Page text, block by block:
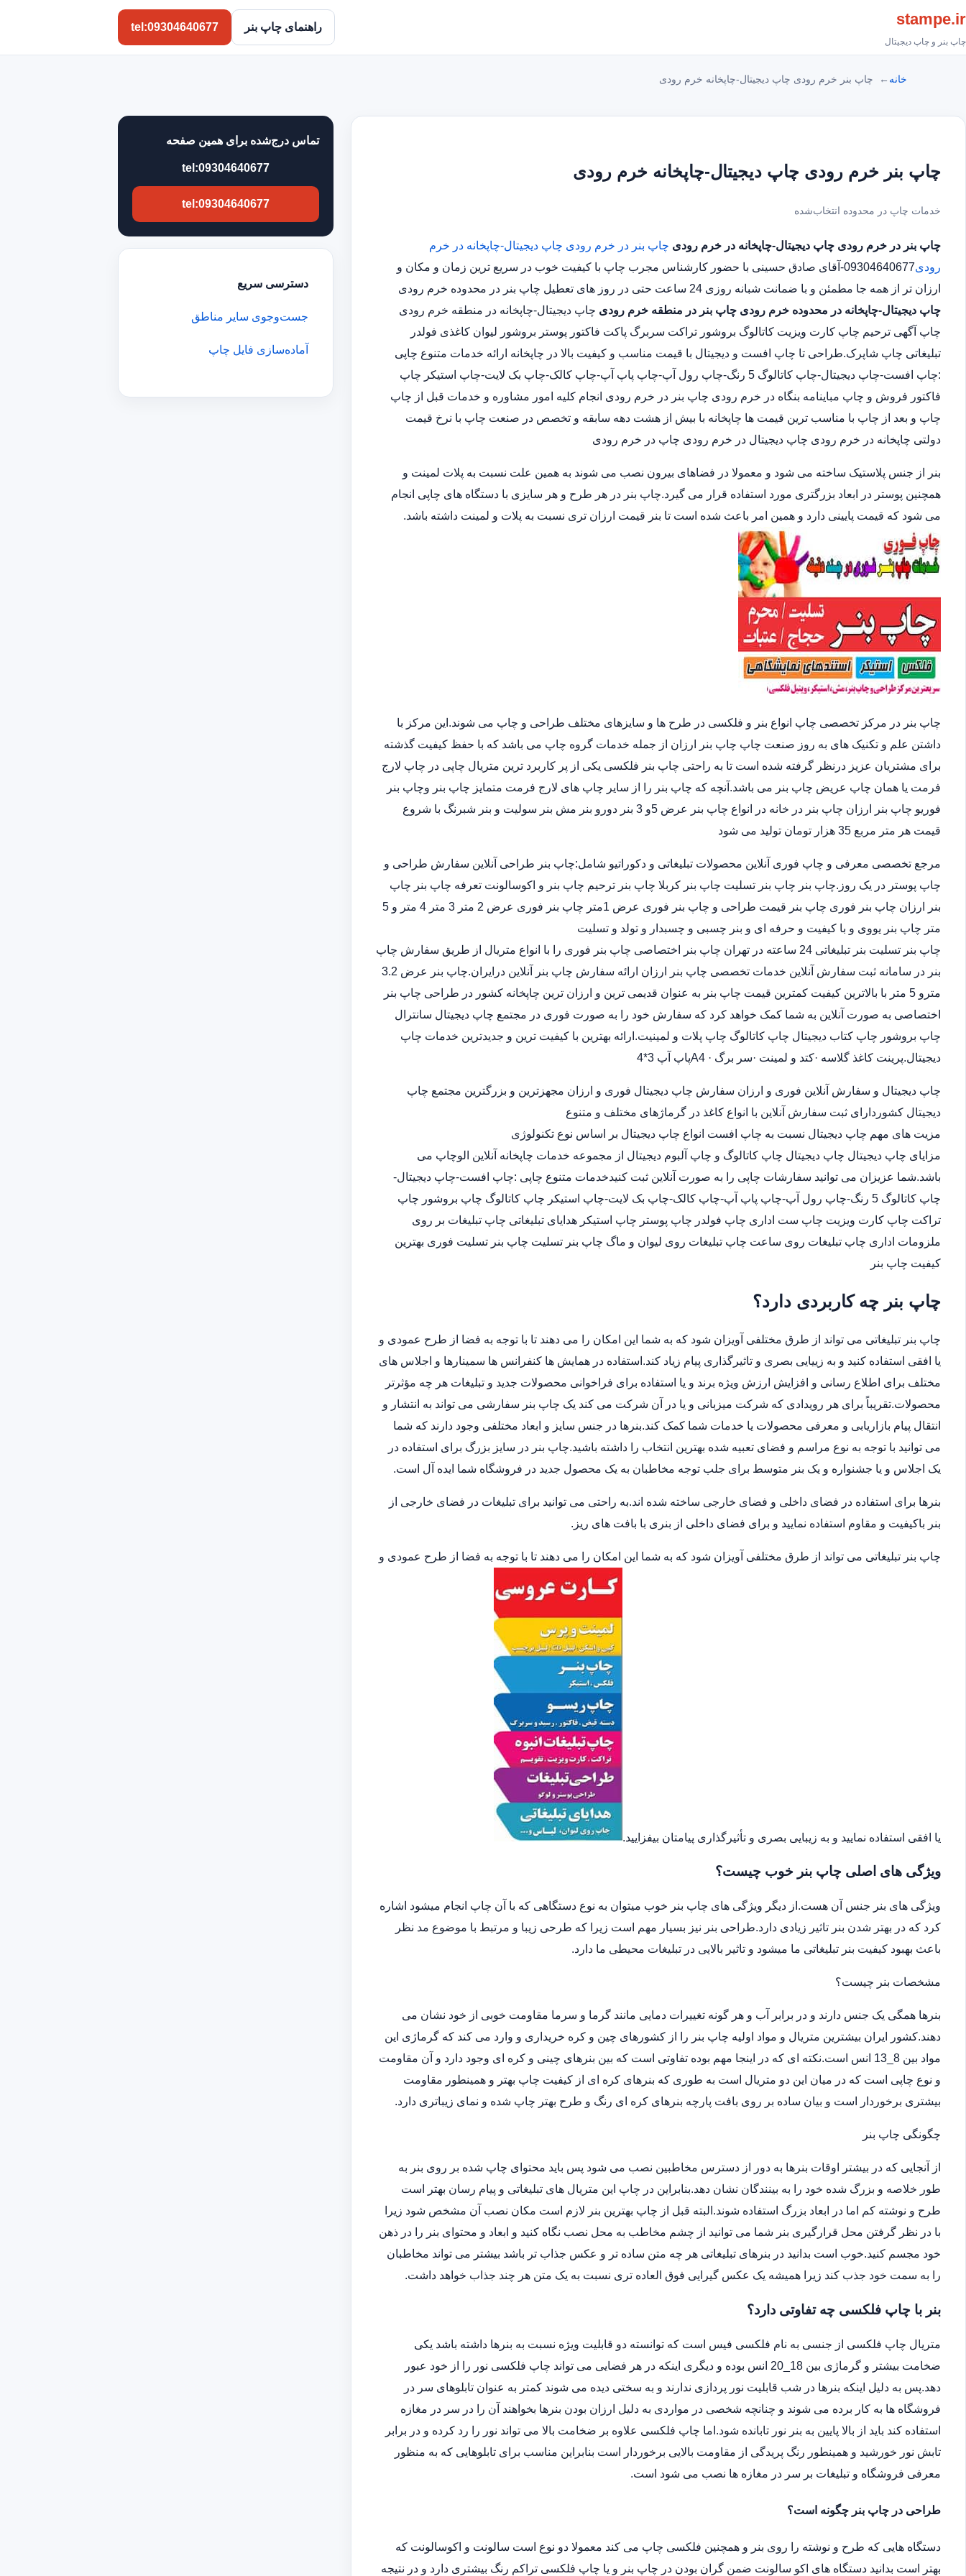
stampe.ir
چاپ بنر و چاپ دیجیتال
راهنمای چاپ بنر tel:09304640677
خانه چاپ بنر خرم رودی چاپ دیجیتال-چاپخانه خرم رودی
چاپ بنر خرم رودی چاپ دیجیتال-چاپخانه خرم رودی
خدمات چاپ در محدوده انتخاب‌شده
چاپ بنر در خرم رودی چاپ دیجیتال-چاپخانه در خرم رودی چاپ بنر در خرم رودی چاپ دیجیتال-چاپخانه در خرم
رودی
09304640677-آقای صادق حسینی با حضور کارشناس مجرب چاپ با کیفیت خوب در سریع ترین زمان و مکان و
ارزان تر از همه جا مطمئن و با ضمانت شبانه روزی 24 ساعت حتی در روز های تعطیل چاپ بنر در محدوده خرم رودی
چاپ دیجیتال-چاپخانه در محدوده خرم رودی چاپ بنر در منطقه خرم رودی چاپ دیجیتال-چاپخانه در منطقه خرم رودی
چاپ آگهی ترحیم چاپ کارت ویزیت کاتالوگ بروشور تراکت سربرگ پاکت فاکتور پوستر بروشور لیوان کاغذی فولدر
تبلیغاتی چاپ شاپرک.طراحی تا چاپ افست و دیجیتال با قیمت مناسب و کیفیت بالا در چاپخانه ارائه خدمات متنوع چاپی
:چاپ افست-چاپ دیجیتال-چاپ کاتالوگ 5 رنگ-چاپ رول آپ-چاپ پاپ آپ-چاپ کالک-چاپ بک لایت-چاپ استیکر چاپ
فاکتور فروش و چاپ مباینامه بنگاه در خرم رودی چاپ بنر در خرم رودی انجام کلیه امور مشاوره و خدمات قبل از چاپ
چاپ و بعد از چاپ با مناسب ترین قیمت ها چاپخانه با بیش از هشت دهه سابقه و تخصص در صنعت چاپ با نرخ قیمت
دولتی چاپخانه در خرم رودی چاپ دیجیتال در خرم رودی چاپ در خرم رودی
بنر از جنس پلاستیک ساخته می شود و معمولا در فضاهای بیرون نصب می شوند به همین علت نسبت به پلات لمینت و
همچنین پوستر در ابعاد بزرگتری مورد استفاده قرار می گیرد.چاپ بنر در هر طرح و هر سایزی با دستگاه های چاپی انجام
می شود که قیمت پایینی دارد و همین امر باعث شده است تا بنر قیمت ارزان تری نسبت به پلات و لمینت داشته باشد.
چاپ بنر در مرکز تخصصی چاپ انواع بنر و فلکسی در طرح ها و سایزهای مختلف طراحی و چاپ می شوند.این مرکز با
داشتن علم و تکنیک های به روز صنعت چاپ چاپ بنر ارزان از جمله خدمات گروه چاپ می باشد که با حفظ کیفیت گذشته
برای مشتریان عزیز درنظر گرفته شده است تا به راحتی چاپ بنر فلکسی یکی از پر کاربرد ترین متریال چاپی در چاپ لارج
فرمت یا همان چاپ عریض چاپ بنر می باشد.آنچه که چاپ بنر را از سایر چاپ های لارج فرمت متمایز چاپ بنر وچاپ بنر
فوریو چاپ بنر ارزان چاپ بنر در خانه در انواع چاپ بنر عرض 5و 3 بنر دورو بنر مش بنر سولیت و بنر شبرنگ با شروع
قیمت هر متر مربع 35 هزار تومان تولید می شود
مرجع تخصصی معرفی و چاپ فوری آنلاین محصولات تبلیغاتی و دکوراتیو شامل:چاپ بنر طراحی آنلاین سفارش طراحی و
چاپ پوستر در یک روز.چاپ بنر چاپ بنر تسلیت چاپ بنر کربلا چاپ بنر ترحیم چاپ بنر و اکوسالونت تعرفه چاپ بنر چاپ
بنر ارزان چاپ بنر فوری چاپ بنر قیمت طراحی و چاپ بنر فوری عرض 1متر چاپ بنر فوری عرض 2 متر 3 متر 4 متر و 5
متر چاپ بنر یووی و با کیفیت و حرفه ای و بنر چسبی و چسبدار و تولد و تسلیت
چاپ بنر تسلیت بنر تبلیغاتی 24 ساعته در تهران چاپ بنر اختصاصی چاپ بنر فوری را با انواع متریال از طریق سفارش چاپ
بنر در سامانه ثبت سفارش آنلاین خدمات تخصصی چاپ بنر ارزان ارائه سفارش چاپ بنر آنلاین درایران.چاپ بنر عرض 3.2
مترو 5 متر با بالاترین کیفیت کمترین قیمت چاپ بنر به عنوان قدیمی ترین و ارزان ترین چاپخانه کشور در طراحی چاپ بنر
اختصاصی به صورت آنلاین به شما کمک خواهد کرد که سفارش خود را به صورت فوری در مجتمع چاپ دیجیتال سانترال
چاپ بروشور چاپ کتاب دیجیتال چاپ کاتالوگ چاپ پلات و لمینیت.ارائه بهترین با کیفیت ترین و جدیدترین خدمات چاپ
دیجیتال.پرینت کاغذ گلاسه ·‎کتد و لمینت ·‎سر برگ A4 ·‎پاپ آپ 3*4
چاپ دیجیتال و سفارش آنلاین فوری و ارزان سفارش چاپ دیجیتال فوری و ارزان مجهزترین و بزرگترین مجتمع چاپ
دیجیتال کشوردارای ثبت سفارش آنلاین با انواع کاغذ در گرماژهای مختلف و متنوع
مزیت های مهم چاپ دیجیتال نسبت به چاپ افست انواع چاپ دیجیتال بر اساس نوع تکنولوژی
مزایای چاپ دیجیتال چاپ دیجیتال چاپ کاتالوگ و چاپ آلبوم دیجیتال از مجموعه خدمات چاپخانه آنلاین الوچاپ می
باشد.شما عزیزان می توانید سفارشات چاپی را به صورت آنلاین ثبت کنیدخدمات متنوع چاپی :چاپ افست-چاپ دیجیتال-
چاپ کاتالوگ 5 رنگ-چاپ رول آپ-چاپ پاپ آپ-چاپ کالک-چاپ بک لایت-چاپ استیکر چاپ کاتالوگ چاپ بروشور چاپ
تراکت چاپ کارت ویزیت چاپ ست اداری چاپ فولدر چاپ پوستر چاپ استیکر هدایای تبلیغاتی چاپ تبلیغات بر روی
ملزومات اداری چاپ تبلیغات روی ساعت چاپ تبلیغات روی لیوان و ماگ چاپ بنر تسلیت چاپ بنر تسلیت فوری بهترین
کیفیت چاپ بنر
چاپ بنر چه کاربردی دارد؟
چاپ بنر تبلیغاتی می تواند از طرق مختلفی آویزان شود که به شما این امکان را می دهند تا با توجه به فضا از طرح عمودی و
یا افقی استفاده کنید و به زییایی بصری و تاثیرگذاری پیام زیاد کند.استفاده در همایش ها کنفرانس ها سمینارها و اجلاس های
مختلف برای اطلاع رسانی و افزایش ارزش ویژه برند و یا استفاده برای فراخوانی محصولات جدید و تبلیغات هر چه مؤثرتر
محصولات.تقریباً برای هر رویدادی که شرکت میزبانی و یا در آن شرکت می کند یک چاپ بنر سفارشی می تواند به انتشار و
انتقال پیام بازاریابی و معرفی محصولات یا خدمات شما کمک کند.بنرها در جنس سایز و ابعاد مختلفی وجود دارند که شما
می توانید با توجه به نوع مراسم و فضای تعبیه شده بهترین انتخاب را داشته باشید.چاپ بنر در سایز بزرگ برای استفاده در
یک اجلاس و یا جشنواره و یک بنر متوسط برای جلب توجه مخاطبان به یک محصول جدید در فروشگاه شما ایده آل است.
بنرها برای استفاده در فضای داخلی و فضای خارجی ساخته شده اند.به راحتی می توانید برای تبلیغات در فضای خارجی از
بنر باکیفیت و مقاوم استفاده نمایید و برای فضای داخلی از بنری با بافت های ریز.
چاپ بنر تبلیغاتی می تواند از طرق مختلفی آویزان شود که به شما این امکان را می دهند تا با توجه به فضا از طرح عمودی و
یا افقی استفاده نمایید و به زیبایی بصری و تأثیرگذاری پیامتان بیفزایید.
ویژگی های اصلی چاپ بنر خوب چیست؟
ویژگی های بنر جنس آن هست.از دیگر ویژگی های چاپ بنر خوب میتوان به نوع دستگاهی که با آن چاپ انجام میشود اشاره
کرد که در بهتر شدن بنر تاثیر زیادی دارد.طراحی بنر نیز بسیار مهم است زیرا که طرحی زیبا و مرتبط با موضوع مد نظر
باعث بهبود کیفیت بنر تبلیغاتی ما میشود و تاثیر بالایی در تبلیغات محیطی ما دارد.
مشخصات بنر چیست؟
بنرها همگی یک جنس دارند و در برابر آب و هر گونه تغییرات دمایی مانند گرما و سرما مقاومت خوبی از خود نشان می
دهند.کشور ایران بیشترین متریال و مواد اولیه چاپ بنر را از کشورهای چین و کره خریداری و وارد می کند که گرماژی این
مواد بین 8_13 انس است.نکته ای که در اینجا مهم بوده تفاوتی است که بین بنرهای چینی و کره ای وجود دارد و آن مقاومت
و نوع چاپی است که در میان این دو متریال است به طوری که بنرهای کره ای از کیفیت چاپ بهتر و همینطور مقاومت
بیشتری برخوردار است و بیان ساده بر روی بافت پارچه بنرهای کره ای رنگ و طرح بهتر چاپ شده و نمای زیباتری دارد.
چگونگی چاپ بنر
از آنجایی که در بیشتر اوقات بنرها به دور از دسترس مخاطبین نصب می شود پس باید محتوای چاپ شده بر روی بنر به
طور خلاصه و بزرگ شده خود را به بینندگان نشان دهد.بنابراین در چاپ این متریال های تبلیغاتی و پیام رسان بهتر است
طرح و نوشته کم اما در ابعاد بزرگ استفاده شوند.البته قبل از چاپ بهترین بنر لازم است مکان نصب آن مشخص شود زیرا
با در نظر گرفتن محل قرارگیری بنر شما می توانید از چشم مخاطب به محل نصب نگاه کنید و ابعاد و محتوای بنر را در ذهن
خود مجسم کنید.خوب است بدانید در بنرهای تبلیغاتی هر چه متن ساده تر و عکس جذاب تر باشد بیشتر می تواند مخاطبان
را به سمت خود جذب کند زیرا همیشه یک عکس گیرایی فوق العاده تری نسبت به یک متن هر چند جذاب خواهد داشت.
بنر با چاپ فلکسی چه تفاوتی دارد؟
متریال چاپ فلکسی از جنسی به نام فلکسی فیس است که توانسته دو قابلیت ویژه نسبت به بنرها داشته باشد یکی
ضخامت بیشتر و گرماژی بین 18_20 انس بوده و دیگری اینکه در هر فضایی می تواند چاپ فلکسی نور را از خود عبور
دهد.پس به دلیل اینکه بنرها در شب قابلیت نور پردازی ندارند و به سختی دیده می شوند کمتر به عنوان تابلوهای سر در
فروشگاه ها به کار برده می شوند و چنانچه شخصی در مواردی به دلیل ارزان بودن بنرها بخواهند آن را در سر در مغازه
استفاده کند باید از بالا پایین به بنر نور تابانده شود.اما چاپ فلکسی علاوه بر ضخامت بالا می تواند نور را رد کرده و در برابر
تابش نور خورشید و همینطور رنگ پریدگی از مقاومت بالایی برخوردار است بنابراین مناسب برای تابلوهایی که به منظور
معرفی فروشگاه و تبلیغات بر سر در مغازه ها نصب می شود است.
طراحی در چاپ بنر چگونه است؟
دستگاه هایی که طرح و نوشته را روی بنر و همچنین فلکسی چاپ می کند معمولا دو نوع است سالونت و اکوسالونت که
بهتر است بدانید دستگاه های اکو سالونت ضمن گران بودن در چاپ بنر و یا چاپ فلکسی تراکم رنگ بیشتری دارد و در نتیجه
تماس درج‌شده برای همین صفحه
tel:09304640677
tel:09304640677
دسترسی سریع
جست‌وجوی سایر مناطق
آماده‌سازی فایل چاپ